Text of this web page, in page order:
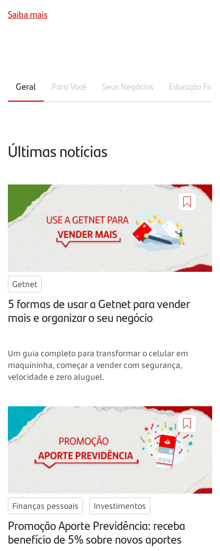
Saiba mais
Geral Para Você Seus Negócios Educação
Últimas notícias
Getnet
5 formas de usar a Getnet para vender
mais e organizar o seu negócio
Um guia completo para transformar o celular em
maquininha, começar a vender com segurança,
velocidade e zero aluguel.
Finanças pessoais Investimentos
Promoção Aporte Previdência: receba
benefício de 5% sobre novos aportes